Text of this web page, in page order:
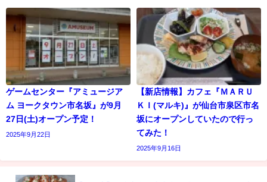
ゲームセンター『アミュージア
ム ヨークタウン市名坂』が9月
27日(土)オープン予定！
2025年9月22日
【新店情報】カフェ『ＭＡＲＵ
ＫＩ(マルキ)』が仙台市泉区市名
坂にオープンしていたので行っ
てみた！
2025年9月16日